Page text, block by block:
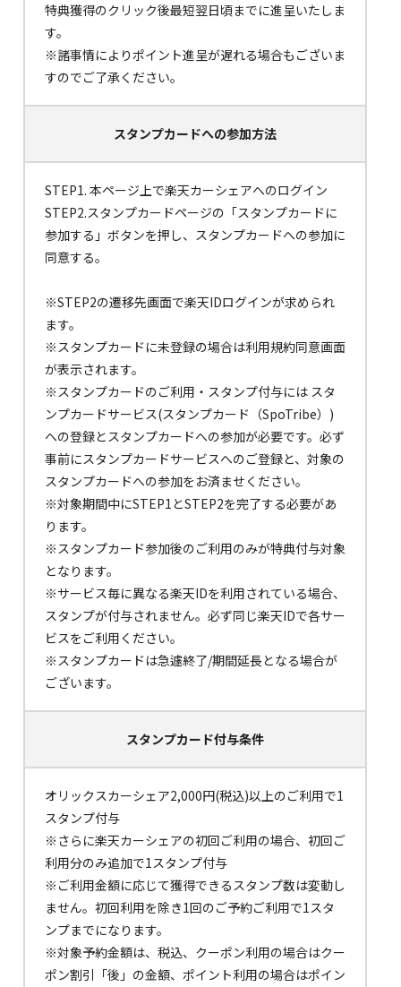
特典獲得のクリック後最短翌日頃までに進呈いたしま
す。
※諸事情によりポイント進呈が遅れる場合もございま
すのでご了承ください。
スタンプカードへの参加方法
STEP1. 本ページ上で楽天カーシェアへのログイン
STEP2.スタンプカードページの「スタンプカードに
参加する」ボタンを押し、スタンプカードへの参加に
同意する。
※STEP2の遷移先画面で楽天IDログインが求められ
ます。
※スタンプカードに未登録の場合は利用規約同意画面
が表示されます。
※スタンプカードのご利用・スタンプ付与には スタ
ンプカードサービス(スタンプカード（SpoTribe）)
への登録とスタンプカードへの参加が必要です。必ず
事前にスタンプカードサービスへのご登録と、対象の
スタンプカードへの参加をお済ませください。
※対象期間中にSTEP1とSTEP2を完了する必要があ
ります。
※スタンプカード参加後のご利用のみが特典付与対象
となります。
※サービス毎に異なる楽天IDを利用されている場合、
スタンプが付与されません。必ず同じ楽天IDで各サー
ビスをご利用ください。
※スタンプカードは急遽終了/期間延長となる場合が
ございます。
スタンプカード付与条件
オリックスカーシェア2,000円(税込)以上のご利用で1
スタンプ付与
※さらに楽天カーシェアの初回ご利用の場合、初回ご
利用分のみ追加で1スタンプ付与
※ご利用金額に応じて獲得できるスタンプ数は変動し
ません。初回利用を除き1回のご予約ご利用で1スタ
ンプまでになります。
※対象予約金額は、税込、クーポン利用の場合はクー
ポン割引「後」の金額、ポイント利用の場合はポイン